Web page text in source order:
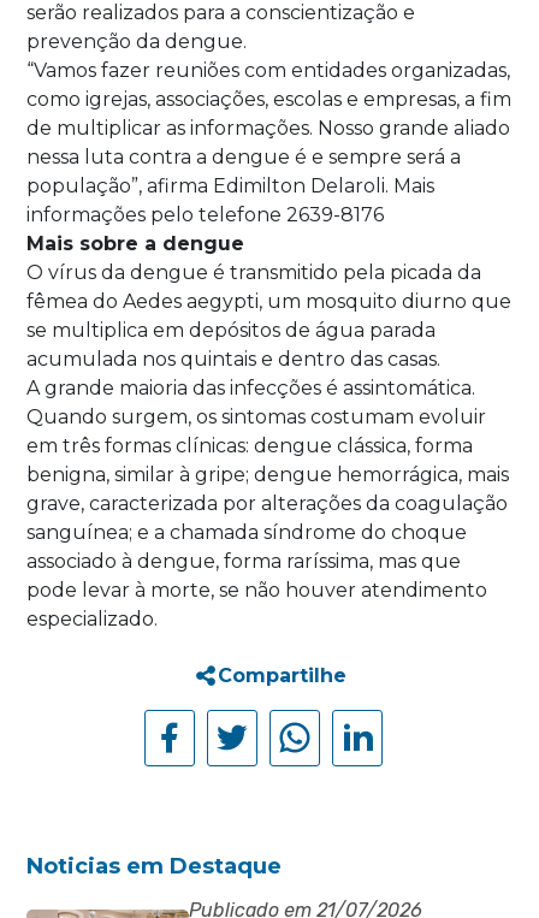
serão realizados para a conscientização e
prevenção da dengue.
“Vamos fazer reuniões com entidades organizadas,
como igrejas, associações, escolas e empresas, a fim
de multiplicar as informações. Nosso grande aliado
nessa luta contra a dengue é e sempre será a
população”, afirma Edimilton Delaroli. Mais
informações pelo telefone 2639-8176
Mais sobre a dengue
O vírus da dengue é transmitido pela picada da
fêmea do Aedes aegypti, um mosquito diurno que
se multiplica em depósitos de água parada
acumulada nos quintais e dentro das casas.
A grande maioria das infecções é assintomática.
Quando surgem, os sintomas costumam evoluir
em três formas clínicas: dengue clássica, forma
benigna, similar à gripe; dengue hemorrágica, mais
grave, caracterizada por alterações da coagulação
sanguínea; e a chamada síndrome do choque
associado à dengue, forma raríssima, mas que
pode levar à morte, se não houver atendimento
especializado.
Compartilhe
Noticias em Destaque
Publicado em 21/07/2026